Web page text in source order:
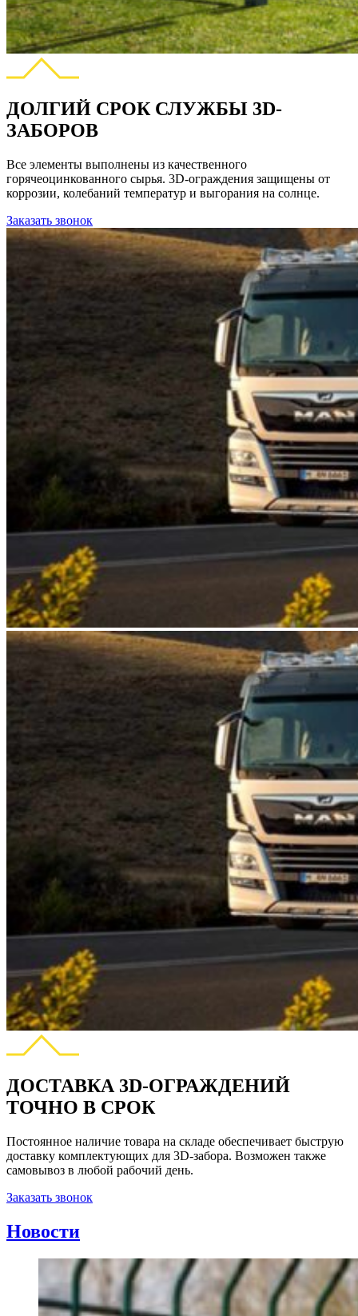
ДОЛГИЙ СРОК СЛУЖБЫ 3D-
ЗАБОРОВ
Все элементы выполнены из качественного
горячеоцинкованного сырья. 3D-ограждения защищены от
коррозии, колебаний температур и выгорания на солнце.
Заказать звонок
ДОСТАВКА 3D-ОГРАЖДЕНИЙ
ТОЧНО В СРОК
Постоянное наличие товара на складе обеспечивает быструю
доставку комплектующих для 3D-забора. Возможен также
самовывоз в любой рабочий день.
Заказать звонок
Новости